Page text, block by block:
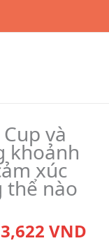
và
khoảnh
xúc
thể nào
VND